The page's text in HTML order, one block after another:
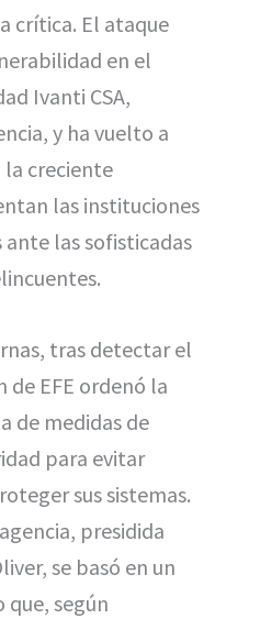
crítica. El ataque
en el
Ivanti CSA,
y ha vuelto a
la creciente
las instituciones
las sofisticadas
tras detectar el
de EFE ordenó la
de medidas de
para evitar
sus sistemas.
presidida
se basó en un
según